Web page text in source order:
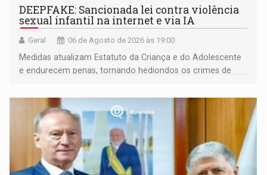
DEEPFAKE: Sancionada lei contra violência
sexual infantil na internet e via IA
Geral 06 de Agosto de 2026 às 19:00
Medidas atualizam Estatuto da Criança e do Adolescente
e endurecem penas, tornando hediondos os crimes de